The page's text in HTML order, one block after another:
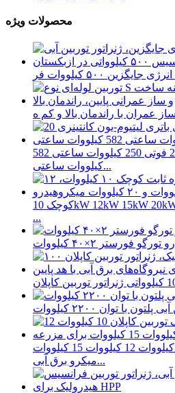
محصولات ویژه
باتری لیتیوم-یون کانتینری 20 فوتی 250 کیلووات ساعتی 582
کیلووات ساعتی...
کوچک 10kW 12kW 15kW 20kW میکرو هیدرولیک تیغه ثابت
...
فورستر ۲×۴۰ کیلووات
با توان ۲۲۰۰ کیلووات
توربین کوچک کاپلان 10 کیلووات 12 کیلووات 15 کیلووات
میکرو برق آبی...